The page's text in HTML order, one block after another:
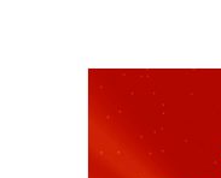
佳绩，承担着国
挥着专业领域的